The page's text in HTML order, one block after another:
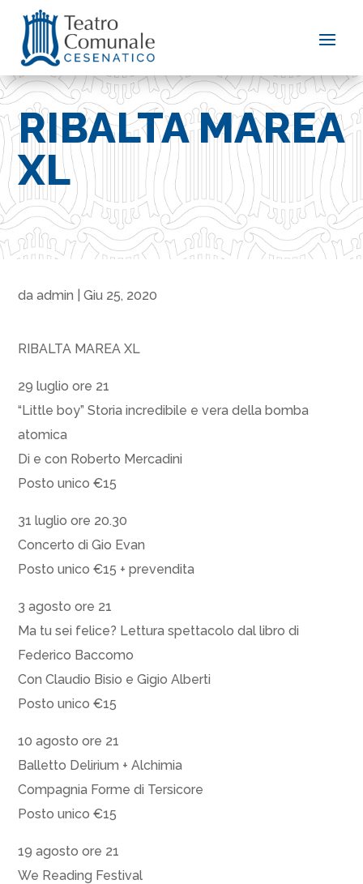
RIBALTA MAREA
XL
daadmin |Giu 25, 2020
RIBALTA MAREA XL
29 luglio ore 21
“Little boy” Storia incredibile e vera della bomba
atomica
Di e con Roberto Mercadini
Posto unico €15
31 luglio ore 20.30
Concerto di Gio Evan
Posto unico €15 + prevendita
3 agosto ore 21
Ma tu sei felice? Lettura spettacolo dal libro di
Federico Baccomo
Con Claudio Bisio e Gigio Alberti
Posto unico €15
10 agosto ore 21
Balletto Delirium + Alchimia
Compagnia Forme di Tersicore
Posto unico €15
19 agosto ore 21
We Reading Festival